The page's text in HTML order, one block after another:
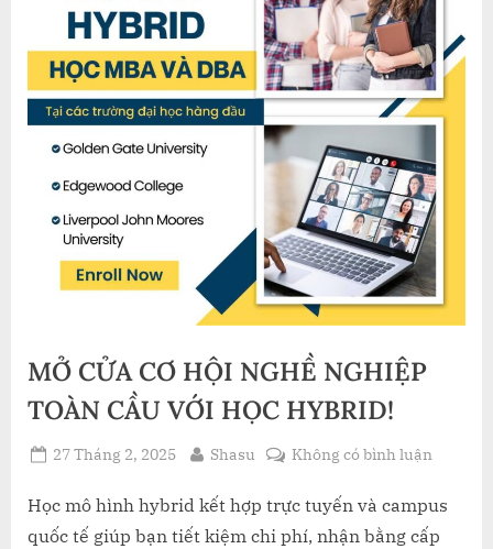
MỞ CỬA CƠ HỘI NGHỀ NGHIỆP
TOÀN CẦU VỚI HỌC HYBRID!
Posted
27 Tháng 2, 2025 By
Shasu Không có bình luậnở
CỬA
CƠ
Học mô hình hybrid kết hợp trực tuyến và campus
quốc tế giúp bạn tiết kiệm chi phí, nhận bằng cấp